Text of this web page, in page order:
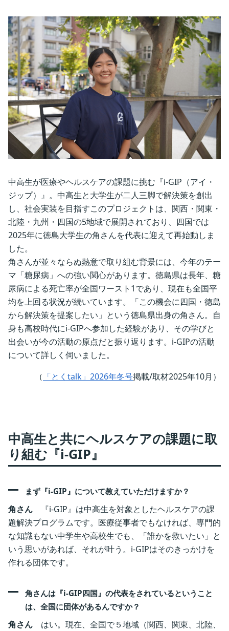
中高生が医療やヘルスケアの課題に挑む『i-GIP（アイ・
ジップ）』。中高生と大学生が二人三脚で解決策を創出
し、社会実装を目指すこのプロジェクトは、関西・関東・
北陸・九州・四国の5地域で展開されており、四国では
2025年に徳島大学生の角さんを代表に迎えて再始動しま
した。
角さんが並々ならぬ熱意で取り組む背景には、今年のテー
マ「糖尿病」への強い関心があります。徳島県は長年、糖
尿病による死亡率が全国ワースト1であり、現在も全国平
均を上回る状況が続いています。「この機会に四国・徳島
から解決策を提案したい」という徳島県出身の角さん。自
身も高校時代にi-GIPへ参加した経験があり、その学びと
出会いが今の活動の原点だと振り返ります。i-GIPの活動
について詳しく伺いました。
（ 「とくtalk」2026年冬号掲載/取材2025年10月）
中高生と共にヘルスケアの課題に取
り組む『i-GIP』
まず『i-GIP』について教えていただけますか？
角さん 『i-GIP』は中高生を対象としたヘルスケアの課
題解決プログラムです。医療従事者でもなければ、専門的
な知識もない中学生や高校生でも、「誰かを救いたい」と
いう思いがあれば、それが叶う。i-GIPはそのきっかけを
作れる団体です。
角さんは『i-GIP四国』の代表をされているということ
は、全国に団体があるんですか？
角さん はい。現在、全国で５地域（関西、関東、北陸、